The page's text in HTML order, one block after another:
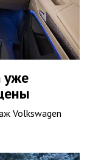
уже
Volkswagen